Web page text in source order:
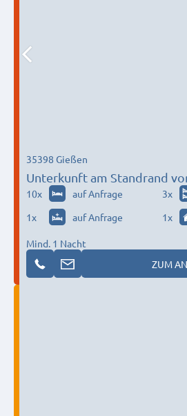
Unterkunft am Standrand
an der Autobahn
35398 Gießen
10x auf Anfrage 3x
1x auf Anfrage 1x
Mind. 1 Nacht
ZUM